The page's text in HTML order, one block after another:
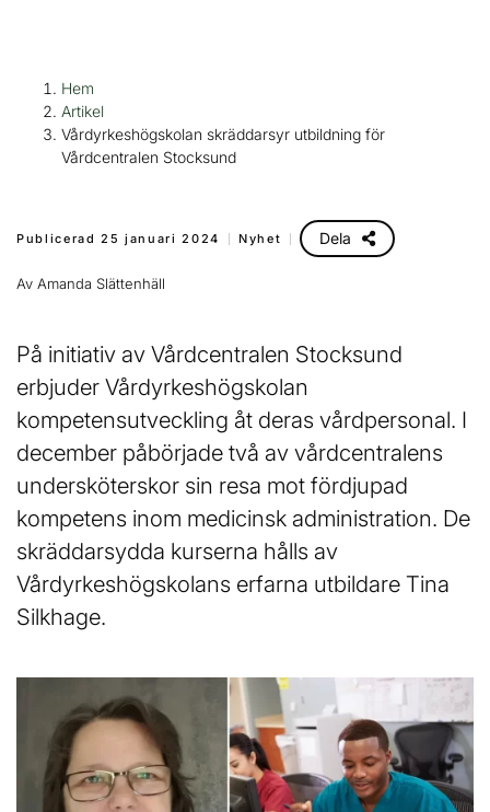
Huvudnavigation
Hem
Artikel
Vårdyrkeshögskolan skräddarsyr utbildning för
Vårdcentralen Stocksund
Vårdyrkeshögskolan skräddarsyr
utbildning för Vårdcentralen
Publicerad 25 januari 2024 Nyhet Dela
Av Amanda Slättenhäll
På initiativ av Vårdcentralen Stocksund
erbjuder Vårdyrkeshögskolan
kompetensutveckling åt deras vårdpersonal. I
december påbörjade två av vårdcentralens
undersköterskor sin resa mot fördjupad
kompetens inom medicinsk administration. De
skräddarsydda kurserna hålls av
Vårdyrkeshögskolans erfarna utbildare Tina
Silkhage.